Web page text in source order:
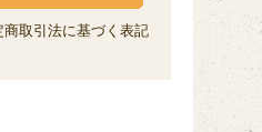
商取引法に基づく表記